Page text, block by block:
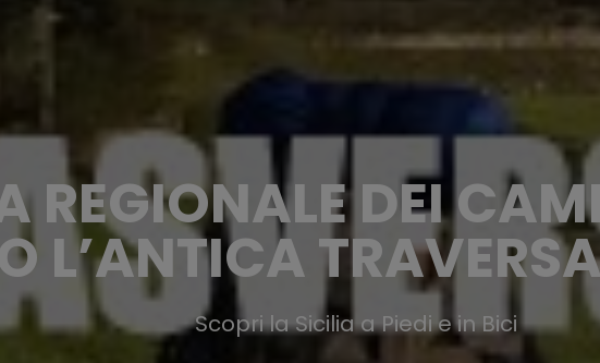
REGIONALE DEI
L’ANTICA
Scopri la Sicilia a Piedi e in Bici